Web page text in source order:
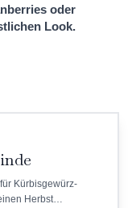
oder
Look.
Kürbisgewürz-
Herbst